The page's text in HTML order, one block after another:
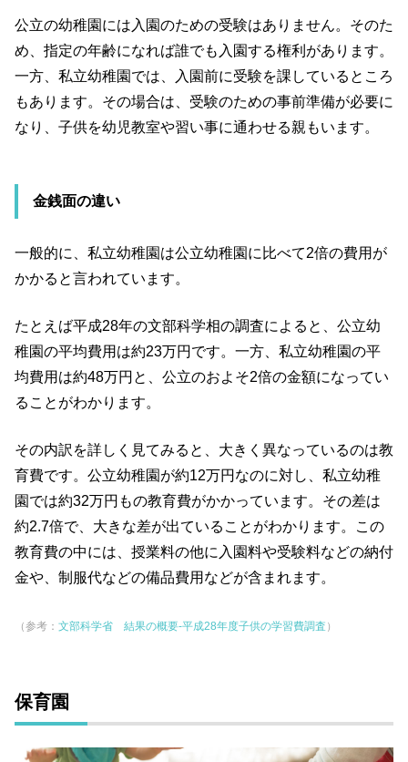
公立の幼稚園には入園のための受験はありません。そのた
め、指定の年齢になれば誰でも入園する権利があります。
一方、私立幼稚園では、入園前に受験を課しているところ
もあります。その場合は、受験のための事前準備が必要に
なり、子供を幼児教室や習い事に通わせる親もいます。
金銭面の違い
一般的に、私立幼稚園は公立幼稚園に比べて2倍の費用が
かかると言われています。
たとえば平成28年の文部科学相の調査によると、公立幼
稚園の平均費用は約23万円です。一方、私立幼稚園の平
均費用は約48万円と、公立のおよそ2倍の金額になってい
ることがわかります。
その内訳を詳しく見てみると、大きく異なっているのは教
育費です。公立幼稚園が約12万円なのに対し、私立幼稚
園では約32万円もの教育費がかかっています。その差は
約2.7倍で、大きな差が出ていることがわかります。この
教育費の中には、授業料の他に入園料や受験料などの納付
金や、制服代などの備品費用などが含まれます。
（参考： 文部科学省 結果の概要-平成28年度子供の学習費調査 ）
保育園